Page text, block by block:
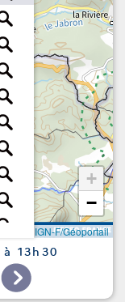
+
−
IGN-F/Géoportail
13h30